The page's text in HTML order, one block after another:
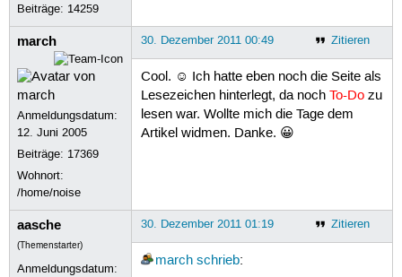
Beiträge: 14259
march
Anmeldungsdatum:
12. Juni 2005
Beiträge: 17369
Wohnort:
/home/noise
Zitieren
30. Dezember 2011 00:49
Cool. ☺ Ich hatte eben noch die Seite als
Lesezeichen hinterlegt, da noch To-Dozu
lesen war. Wollte mich die Tage dem
Artikel widmen. Danke. 😀
aasche
(Themenstarter)
Anmeldungsdatum:
Zitieren
30. Dezember 2011 01:19
march schrieb: